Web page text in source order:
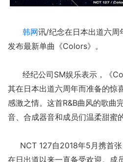
韩网讯/纪念在日本出道六周
发布最新单曲《Colors》。
经纪公司SM娱乐表示，《
其在日本出道六周年而准备的惊
感激之情。这首R&B曲风的歌曲
音、合成器音和成员们温柔甜蜜
NCT 127自2018年5月携首张
在日出道以来一直备受欢迎。成